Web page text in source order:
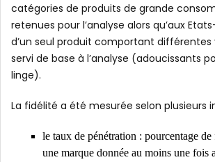
catégories de produits de grande
retenues pour l’analyse alors qu’aux
d’un seul produit comportant différentes
servi de base à l’analyse (adoucissants
linge).
La fidélité a été mesurée selon plusieurs
le taux de pénétration : pourcentage
une marque donnée au moins une fois